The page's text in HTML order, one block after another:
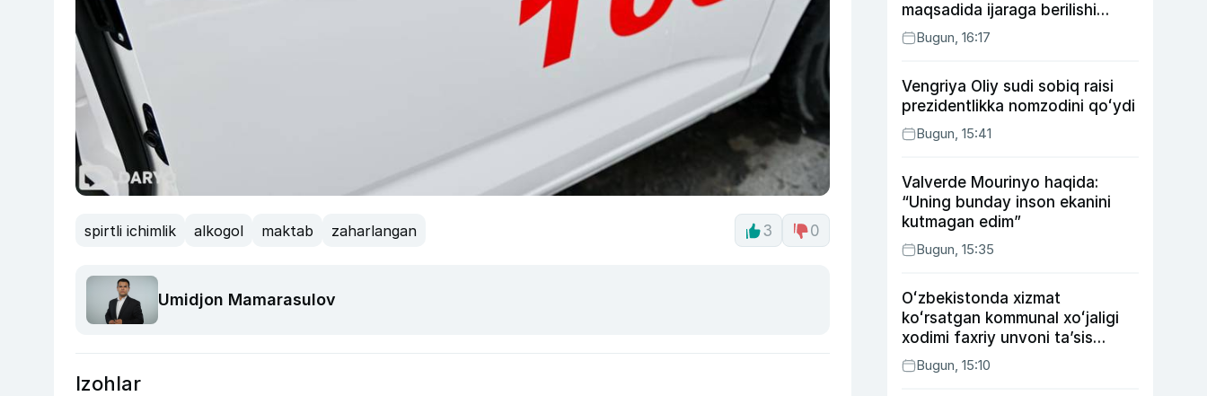
spirtli ichimlik alkogol maktab zaharlangan 3 0
Umidjon Mamarasulov
Izohlar
maqsadida ijaraga berilishi
mumkin
Bugun, 16:17
Vengriya Oliy sudi sobiq raisi
prezidentlikka nomzodini qoʻydi
Bugun, 15:41
Valverde Mourinyo haqida:
“Uning bunday inson ekanini
kutmagan edim”
Bugun, 15:35
Oʻzbekistonda xizmat
koʻrsatgan kommunal xoʻjaligi
xodimi faxriy unvoni taʼsis
etilishi mumkin
Bugun, 15:10